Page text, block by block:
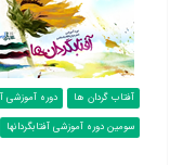
آفتاب گردان ها دوره آموزشی
سومین دوره آموزشی آفتابگردانها